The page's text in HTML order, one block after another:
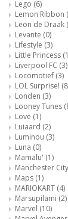
Lego (6)
Lemon Ribbon
Leon de Draak
Levante (0)
Lifestyle (3)
Little Princess
Liverpool FC (3)
Locomotief (3)
LOL Surprise!
Londen (3)
Looney Tunes
Love (1)
Luiaard (2)
Luminou (3)
Luna (0)
Mamalu' (1)
Manchester City
Maps (1)
MARIOKART (4)
Marsupilami (2)
Marvel (10)